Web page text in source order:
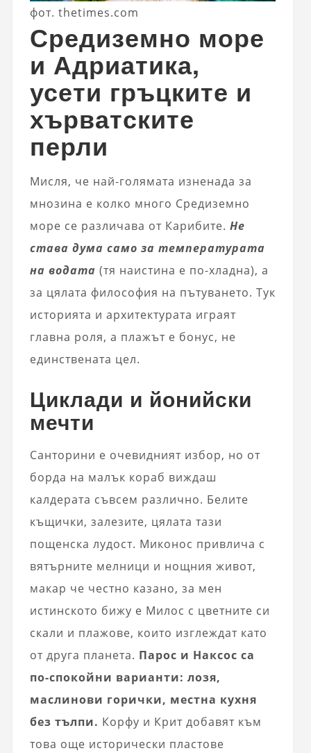
фот. thetimes.com
Средиземно море
и Адриатика,
усети гръцките и
хърватските
перли
Мисля, че най-голямата изненада за
мнозина е колко много Средиземно
море се различава от Карибите. Не
става дума само за температурата
на водата (тя наистина е по-хладна), а
за цялата философия на пътуването. Тук
историята и архитектурата играят
главна роля, а плажът е бонус, не
единствената цел.
Циклади и йонийски
мечти
Санторини е очевидният избор, но от
борда на малък кораб виждаш
калдерата съвсем различно. Белите
къщички, залезите, цялата тази
пощенска лудост. Миконос привлича с
вятърните мелници и нощния живот,
макар че честно казано, за мен
истинското бижу е Милос с цветните си
скали и плажове, които изглеждат като
от друга планета. Парос и Наксос са
по-спокойни варианти: лозя,
маслинови горички, местна кухня
без тълпи. Корфу и Крит добавят към
това още исторически пластове